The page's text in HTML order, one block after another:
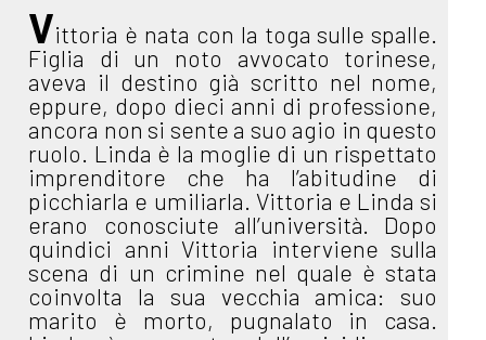
Vittoria è nata con la toga sulle spalle.
Figlia di un noto avvocato torinese,
aveva il destino già scritto nel nome,
eppure, dopo dieci anni di professione,
ancora non si sente a suo agio in questo
ruolo. Linda è la moglie di un rispettato
imprenditore che ha l’abitudine di
picchiarla e umiliarla. Vittoria e Linda si
erano conosciute all’università. Dopo
quindici anni Vittoria interviene sulla
scena di un crimine nel quale è stata
coinvolta la sua vecchia amica: suo
marito è morto, pugnalato in casa.